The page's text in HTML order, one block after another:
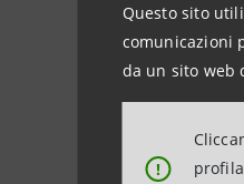
Questo sito
comunicazioni
da un sito web
!